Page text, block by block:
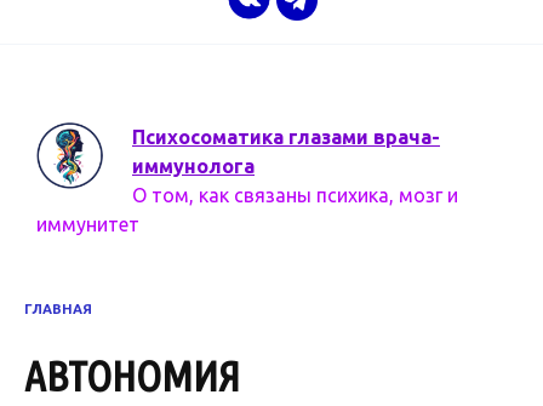
Психосоматика глазами врача-
иммунолога
О том, как связаны психика, мозг и
иммунитет
ГЛАВНАЯ
АВТОНОМИЯ